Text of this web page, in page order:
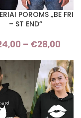
POROMS „BE FRI
– ST END“
– €28,00